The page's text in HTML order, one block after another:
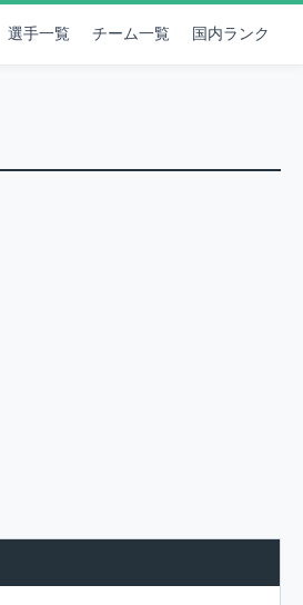
選手一覧 チーム一覧 国内ランク